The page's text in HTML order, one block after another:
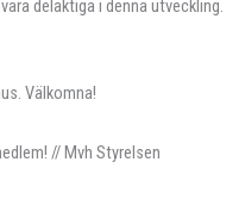
delaktiga i denna utveckling.
Välkomna!
// Mvh Styrelsen